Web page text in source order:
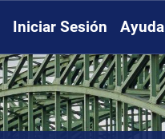
Iniciar Sesión Ayuda